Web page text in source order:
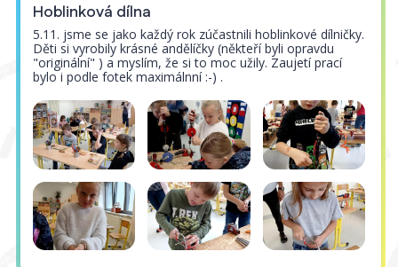
Hoblinková dílna
5.11. jsme se jako každý rok zúčastnili hoblinkové dílničky.
Děti si vyrobily krásné andělíčky (někteří byli opravdu
"originální" ) a myslím, že si to moc užily. Zaujetí prací
bylo i podle fotek maximálnní :-) .